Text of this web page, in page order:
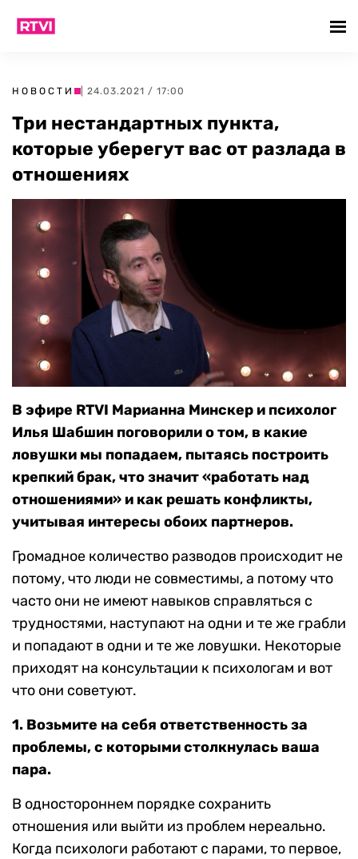
НОВОСТИ | 24.03.2021 / 17:00
Три нестандартных пункта,
которые уберегут вас от разлада в
отношениях
В эфире RTVI Марианна Минскер и психолог
Илья Шабшин поговорили о том, в какие
ловушки мы попадаем, пытаясь построить
крепкий брак, что значит «работать над
отношениями» и как решать конфликты,
учитывая интересы обоих партнеров.
Громадное количество разводов происходит не
потому, что люди не совместимы, а потому что
часто они не имеют навыков справляться с
трудностями, наступают на одни и те же грабли
и попадают в одни и те же ловушки. Некоторые
приходят на консультации к психологам и вот
что они советуют.
1. Возьмите на себя ответственность за
проблемы, с которыми столкнулась ваша
пара.
В одностороннем порядке сохранить
отношения или выйти из проблем нереально.
Когда психологи работают с парами, то первое,